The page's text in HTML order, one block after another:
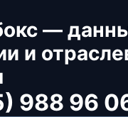
—
и
988 96